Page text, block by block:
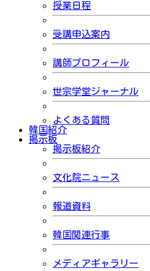
授業日程
受講申込案内
講師プロフィール
世宗学堂ジャーナル
よくある質問
韓国紹介
掲示板
掲示板紹介
文化院ニュース
報道資料
韓国関連行事
メディアギャラリー